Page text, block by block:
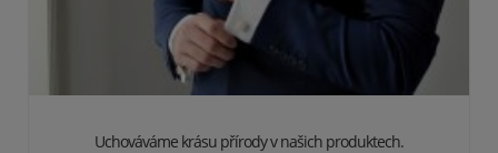
Uchováváme krásu přírody v našich produktech.